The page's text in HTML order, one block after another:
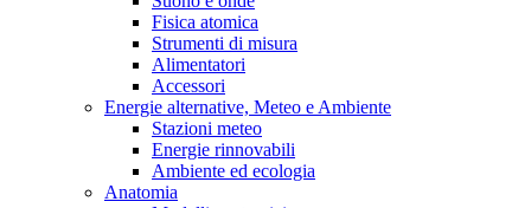
Fisica atomica
Strumenti di misura
Alimentatori
Accessori
Energie alternative, Meteo e Ambiente
Stazioni meteo
Energie rinnovabili
Ambiente ed ecologia
Anatomia